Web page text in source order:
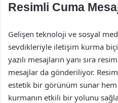
Resimli Cuma
Gelişen teknoloji ve sosyal
sevdikleriyle iletişim kurma
yazılı mesajların yanı sıra
mesajlar da gönderiliyor.
estetik bir görünüm sunar
kurmanın etkili bir yolunu